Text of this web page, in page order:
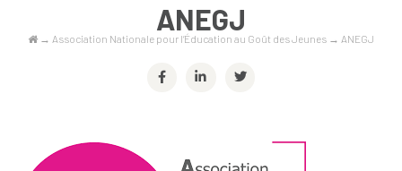
ANEGJ
→ Association Nationale pour l’Éducation au Goût des Jeunes → ANEGJ